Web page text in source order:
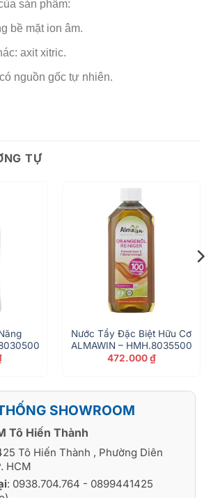
sản phẩm:
bề mặt ion âm.
axit xitric.
nguồn gốc tự nhiên.
TỰ
Nước Tẩy Đặc Biệt Hữu Cơ
ALMAWIN – HMH.8035500
472.000₫
SHOWROOM
Tô Hiến Thành
Tô Hiến Thành , Phường Diên
HCM
: 0938.704.764 - 0899441425